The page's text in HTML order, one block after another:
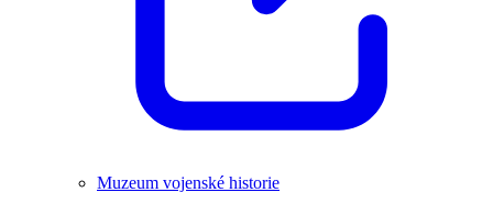
Muzeum vojenské historie